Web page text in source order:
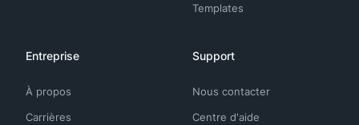
Templates
Entreprise
À propos
Carrières
Support
Nous contacter
Centre d'aide